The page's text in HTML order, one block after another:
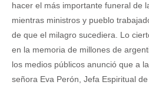
hacer el más importante funeral de
mientras ministros y pueblo
de que el milagro sucediera. Lo
en la memoria de millones de
los medios públicos anunció que a
señora Eva Perón, Jefa Espiritual